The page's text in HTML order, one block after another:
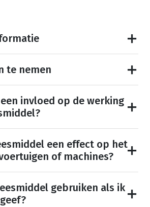
te nemen
invloed op de werking
een effect op het
of machines?
gebruiken als ik